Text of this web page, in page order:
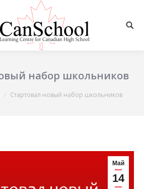
набор школьников
Стартовал новый набор школьников
Май
14